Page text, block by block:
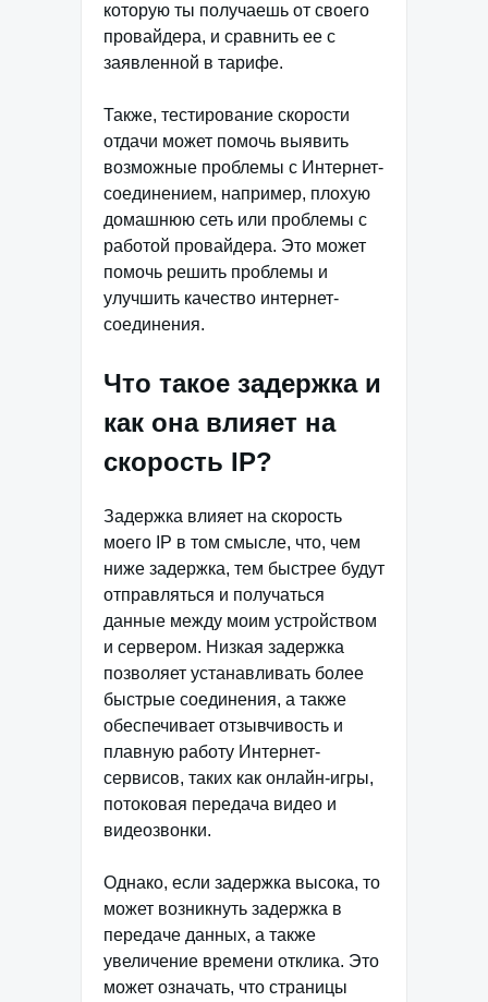
которую ты получаешь от своего
провайдера, и сравнить ее с
заявленной в тарифе.
Также, тестирование скорости
отдачи может помочь выявить
возможные проблемы с Интернет-
соединением, например, плохую
домашнюю сеть или проблемы с
работой провайдера. Это может
помочь решить проблемы и
улучшить качество интернет-
соединения.
Что такое задержка и
как она влияет на
скорость IP?
Задержка влияет на скорость
моего IP в том смысле, что, чем
ниже задержка, тем быстрее будут
отправляться и получаться
данные между моим устройством
и сервером. Низкая задержка
позволяет устанавливать более
быстрые соединения, а также
обеспечивает отзывчивость и
плавную работу Интернет-
сервисов, таких как онлайн-игры,
потоковая передача видео и
видеозвонки.
Однако, если задержка высока, то
может возникнуть задержка в
передаче данных, а также
увеличение времени отклика. Это
может означать, что страницы